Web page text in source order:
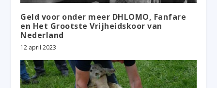
Geld voor onder meer DHLOMO, Fanfare
en Het Grootste Vrijheidskoor van
Nederland
12 april 2023